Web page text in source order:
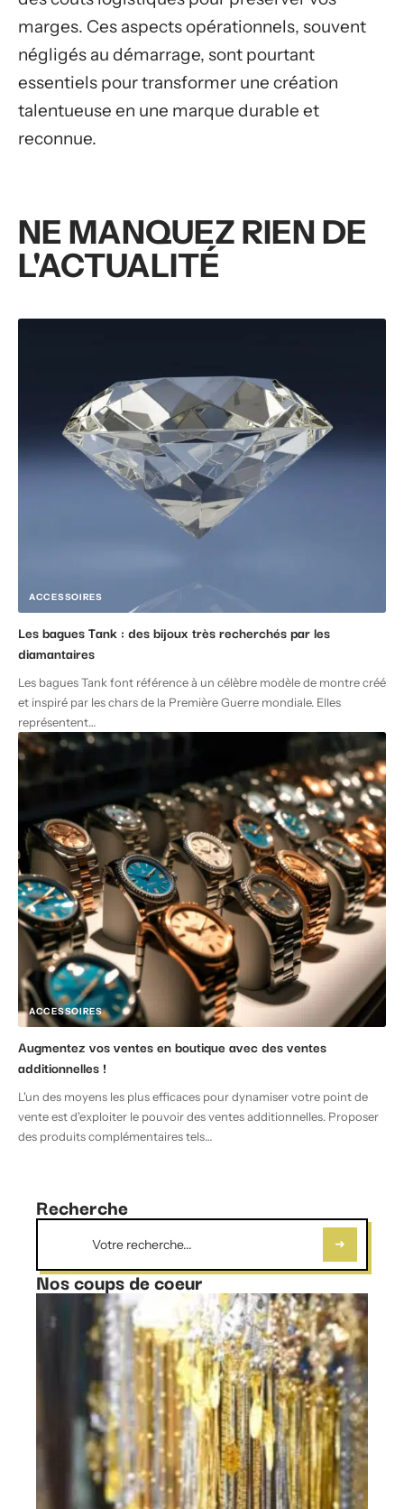
marges. Ces aspects opérationnels, souvent
négligés au démarrage, sont pourtant
essentiels pour transformer une création
talentueuse en une marque durable et
reconnue.
NE MANQUEZ RIEN DE
L'ACTUALITÉ
ACCESSOIRES
Les bagues Tank : des bijoux très recherchés par les
diamantaires
Les bagues Tank font référence à un célèbre modèle de montre créé
et inspiré par les chars de la Première Guerre mondiale. Elles
représentent…
ACCESSOIRES
Augmentez vos ventes en boutique avec des ventes
additionnelles !
L'un des moyens les plus efficaces pour dynamiser votre point de
vente est d'exploiter le pouvoir des ventes additionnelles. Proposer
des produits complémentaires tels…
Recherche
Nos coups de coeur